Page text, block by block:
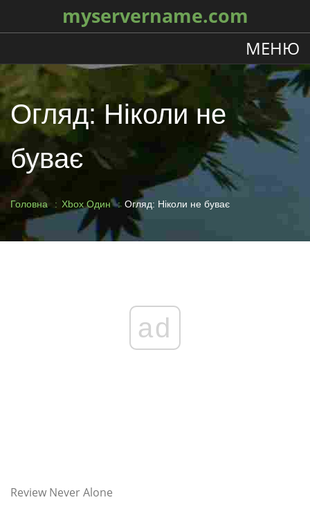
myservername.com
МЕНЮ
Огляд: Ніколи не
буває
Головна Xbox Один Огляд: Ніколи не буває
ad
Review Never Alone